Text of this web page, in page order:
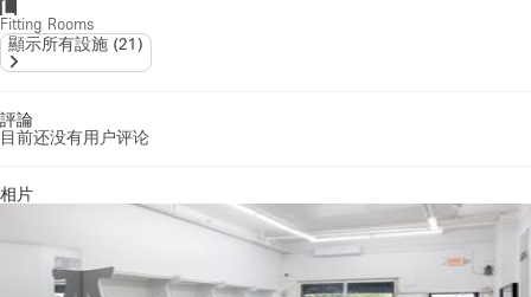
Fitting Rooms
顯示所有設施 (21)
評論
目前还没有用户评论
相片